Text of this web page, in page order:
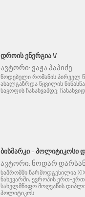
ᲓᲠᲝᲘᲡ ᲔᲜᲔᲠᲒᲘᲐ V
ავტორი: ვაჟა პაპიძე
წოდებული რომანის პირველ
ახალგაზრდა წყვილის
ნაყოფის ჩასახვამდე;
ᲑᲘᲡᲛᲐᲠᲙᲘ - ᲞᲝᲚᲘᲢᲘᲙᲝᲡᲘ
ავტორი: ნოდარ
ნაშრომში წარმოდგენილია XIX
ნახევარში, ევროპის ერთ-
სახელმწიფო მოღვაწის
პოლიტიკოს